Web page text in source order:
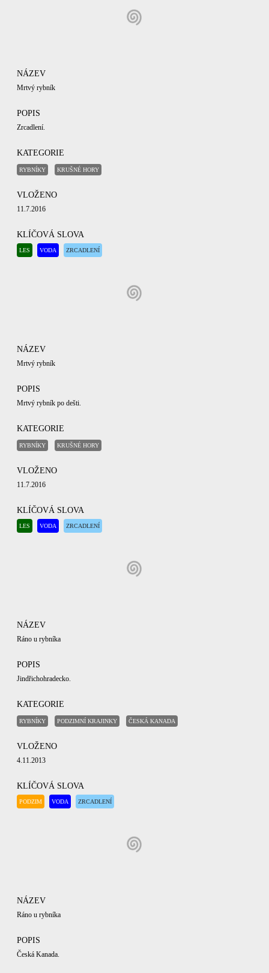
NÁZEV
Mrtvý rybník
POPIS
Zrcadlení.
KATEGORIE
RYBNÍKY KRUŠNÉ HORY
VLOŽENO
11.7.2016
KLÍČOVÁ SLOVA
LES VODA ZRCADLENÍ
NÁZEV
Mrtvý rybník
POPIS
Mrtvý rybník po dešti.
KATEGORIE
RYBNÍKY KRUŠNÉ HORY
VLOŽENO
11.7.2016
KLÍČOVÁ SLOVA
LES VODA ZRCADLENÍ
NÁZEV
Ráno u rybníka
POPIS
Jindřichohradecko.
KATEGORIE
RYBNÍKY PODZIMNÍ KRAJINKY ČESKÁ KANADA
VLOŽENO
4.11.2013
KLÍČOVÁ SLOVA
PODZIM VODA ZRCADLENÍ
NÁZEV
Ráno u rybníka
POPIS
Česká Kanada.